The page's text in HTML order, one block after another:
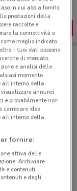
Brianza
in cui abbia fornito
prestazioni della
raccolte e
la connettività e
meglio indicato
i tuoi dati possono
di mercato,
e analisi delle
momento
all'interno della
annunci
e probabilmente non
cambiare idea
all'interno della
fornire:
attiva delle
Archiviare
e contenuti
e degli